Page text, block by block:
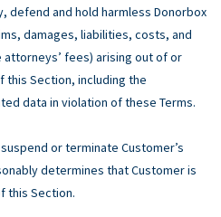
defend and hold harmless Donorbox
damages, liabilities, costs, and
fees) arising out of or
this Section, including the
data in violation of these Terms.
or terminate Customer’s
determines that Customer is
this Section.